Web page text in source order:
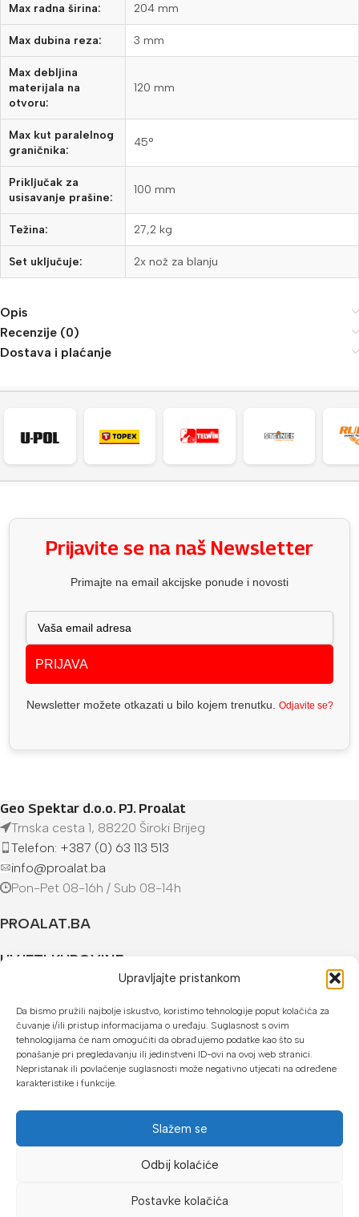
Upravljajte pristankom
Da bismo pružili najbolje iskustvo, koristimo tehnologije poput kolačića za
čuvanje i/ili pristup informacijama o uređaju. Suglasnost s ovim
tehnologijama će nam omogućiti da obrađujemo podatke kao što su
ponašanje pri pregledavanju ili jedinstveni ID-ovi na ovoj web stranici.
Nepristanak ili povlačenje suglasnosti može negativno utjecati na određene
karakteristike i funkcije.
Slažem se
Odbij kolaćiće
Postavke kolačića
Max radna širina: 204 mm
Max dubina reza: 3 mm
Max debljina
materijala na
otvoru:
120 mm
Max kut paralelnog
graničnika:
45°
Priključak za
usisavanje prašine:
100 mm
Težina: 27,2 kg
Set uključuje: 2x nož za blanju
Opis
Recenzije (0)
Dostava i plaćanje
Prijavite se na naš Newsletter
Primajte na email akcijske ponude i novosti
PRIJAVA
Newsletter možete otkazati u bilo kojem trenutku. Odjavite se?
Geo Spektar d.o.o. PJ. Proalat
Trnska cesta 1, 88220 Široki Brijeg
Telefon: +387 (0) 63 113 513
info@proalat.ba
Pon-Pet 08-16h / Sub 08-14h
PROALAT.BA
UVJETI KUPOVINE
U našoj web trgovini možete platiti:
Kreditnim karticama jednokratno ili do 24 rate
Općom uplatnicom, virmanom, internet bankarstvom
Gotovinom prilikom preuzimanja
Mikrofin do 18 rata
Copyright © 2026 Proalat.ba